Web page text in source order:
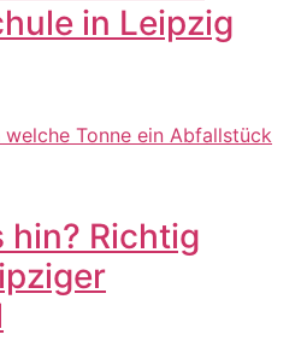
in Leipzig
hin? Richtig